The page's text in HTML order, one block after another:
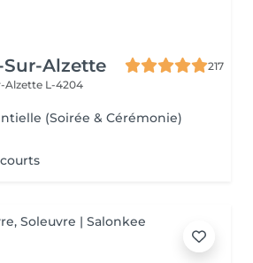
Sur-Alzette
217
Alzette L-4204
(Soirée & Cérémonie)